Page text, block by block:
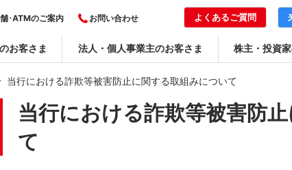
･ATMのご案内 お問い合わせ よくあるご質問
お客さま 法人・個人事業主のお客さま 株主・投資
当行における詐欺等被害防止に関する取組みについて
当行における詐欺等被害防
て